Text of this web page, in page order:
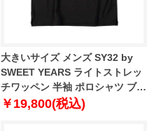
大きいサイズ メンズ SY32 by
SWEET YEARS ライトストレッ
チワッペン 半袖 ポロシャツ ブラ
ック 1278-5217-2 3L 4L 5L 6L
￥19,800(税込)